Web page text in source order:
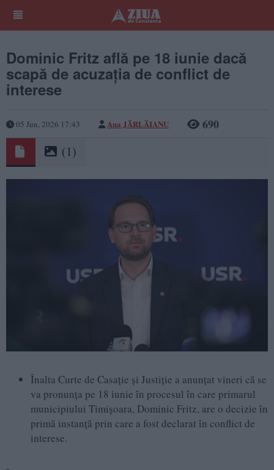
Dominic Fritz află pe 18 iunie dacă
scapă de acuzația de conflict de
interese
05 Jun, 2026 17:43 Ana JĂRLĂIANU 690
(1)
Înalta Curte de Casație și Justiție a anunțat vineri că se
va pronunța pe 18 iunie în procesul în care primarul
municipiului Timișoara, Dominic Fritz, are o decizie în
primă instanță prin care a fost declarat în conflict de
interese.